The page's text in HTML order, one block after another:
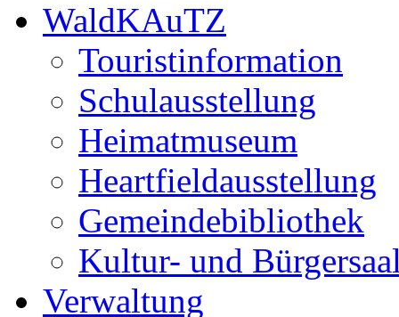
WaldKAuTZ
Touristinformation
Schulausstellung
Heimatmuseum
Heartfieldausstellung
Gemeindebibliothek
Kultur- und
Verwaltung